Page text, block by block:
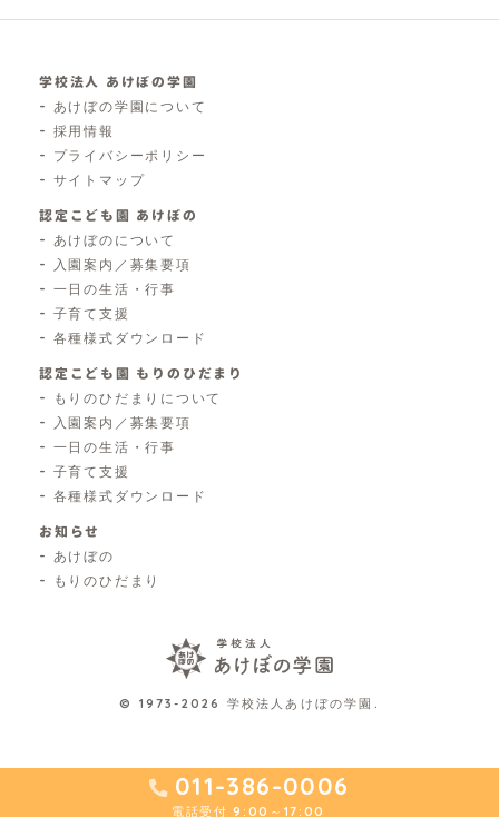
011-386-0006
電話受付 9:00～17:00
学校法人 あけぼの学園
あけぼの学園について
採用情報
プライバシーポリシー
サイトマップ
認定こども園 あけぼの
あけぼのについて
入園案内／募集要項
一日の生活・行事
子育て支援
各種様式ダウンロード
認定こども園 もりのひだまり
もりのひだまりについて
入園案内／募集要項
一日の生活・行事
子育て支援
各種様式ダウンロード
お知らせ
あけぼの
もりのひだまり
© 1973-2026 学校法人あけぼの学園.